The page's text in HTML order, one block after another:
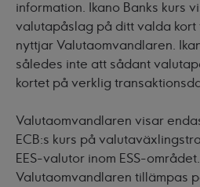
information. Ikano Banks kurs
valutapåslag på ditt valda kort
nyttjar Valutaomvandlaren.
således inte att sådant
kortet på verklig
Valutaomvandlaren visar
ECB:s kurs på
EES-valutor inom ESS-
Valutaomvandlaren tillämpas